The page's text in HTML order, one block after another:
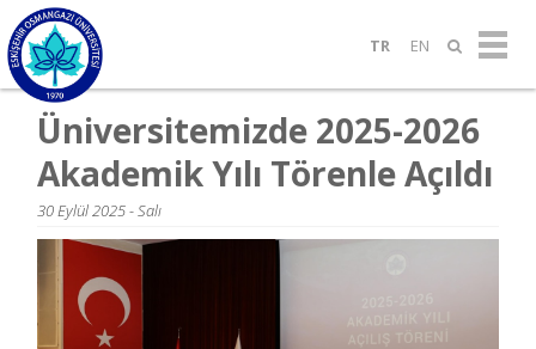
TR EN
Üniversitemizde 2025-2026
Akademik Yılı Törenle Açıldı
30 Eylül 2025 - Salı